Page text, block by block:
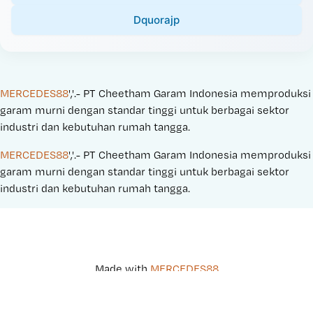
Dquorajp
MERCEDES88','.- PT Cheetham Garam Indonesia memproduksi
garam murni dengan standar tinggi untuk berbagai sektor
industri dan kebutuhan rumah tangga.
MERCEDES88','.- PT Cheetham Garam Indonesia memproduksi
garam murni dengan standar tinggi untuk berbagai sektor
industri dan kebutuhan rumah tangga.
Made with MERCEDES88